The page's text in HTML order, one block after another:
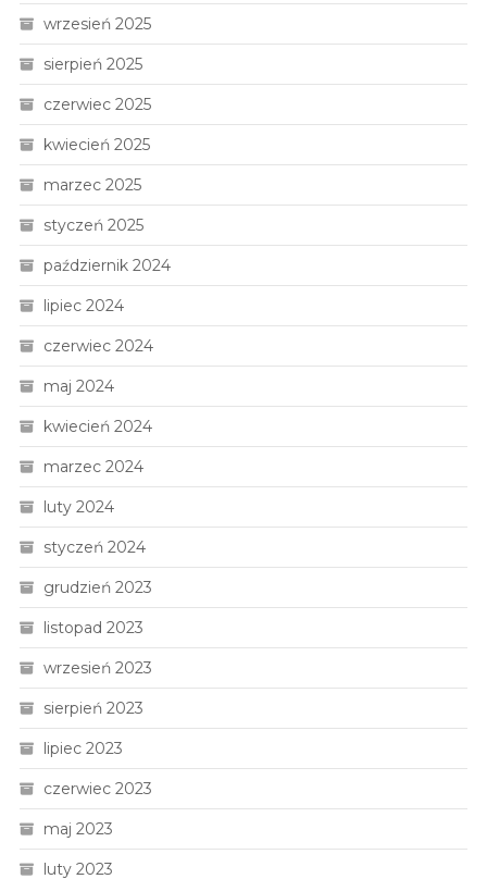
wrzesień 2025
sierpień 2025
czerwiec 2025
kwiecień 2025
marzec 2025
styczeń 2025
październik 2024
lipiec 2024
czerwiec 2024
maj 2024
kwiecień 2024
marzec 2024
luty 2024
styczeń 2024
grudzień 2023
listopad 2023
wrzesień 2023
sierpień 2023
lipiec 2023
czerwiec 2023
maj 2023
luty 2023